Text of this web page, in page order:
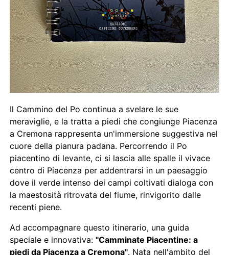
Il Cammino del Po continua a svelare le sue
meraviglie, e la tratta a piedi che congiunge Piacenza
a Cremona rappresenta un'immersione suggestiva nel
cuore della pianura padana. Percorrendo il Po
piacentino di levante, ci si lascia alle spalle il vivace
centro di Piacenza per addentrarsi in un paesaggio
dove il verde intenso dei campi coltivati dialoga con
la maestosità ritrovata del fiume, rinvigorito dalle
recenti piene.
Ad accompagnare questo itinerario, una guida
speciale e innovativa:"Camminate Piacentine: a
piedi da Piacenza a Cremona". Nata nell'ambito del